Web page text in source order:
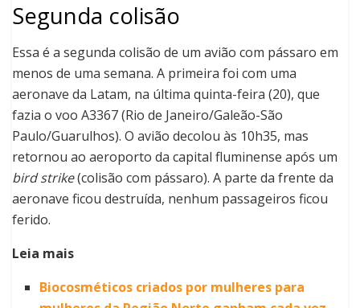
Segunda colisão
Essa é a segunda colisão de um avião com pássaro em
menos de uma semana. A primeira foi com uma
aeronave da Latam, na última quinta-feira (20), que
fazia o voo A3367 (Rio de Janeiro/Galeão-São
Paulo/Guarulhos). O avião decolou às 10h35, mas
retornou ao aeroporto da capital fluminense após um
bird strike(colisão com pássaro). A parte da frente da
aeronave ficou destruída, nenhum passageiros ficou
ferido.
Leia mais
Biocosméticos criados por mulheres para